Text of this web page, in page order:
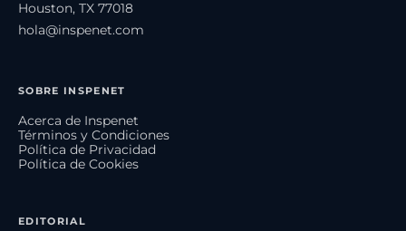
Houston, TX 77018
hola@inspenet.com
SOBRE INSPENET
Acerca de Inspenet
Términos y Condiciones
Política de Privacidad
Política de Cookies
EDITORIAL